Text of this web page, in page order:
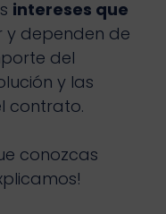
intereses que
y dependen de
del
y las
contrato.
conozcas